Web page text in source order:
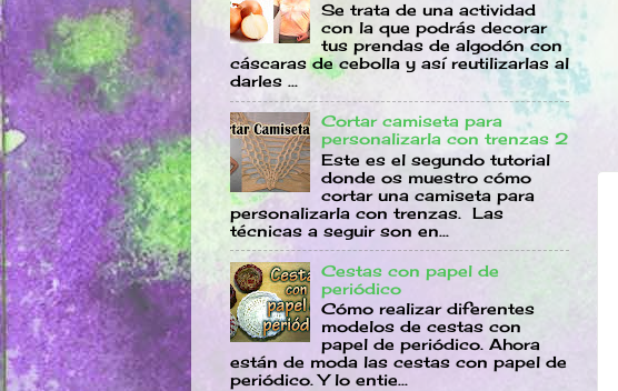
Se trata de una actividad
con la que podrás decorar
tus prendas de algodón con
cáscaras de cebolla y así reutilizarlas al
darles ...
Cortar camiseta para
personalizarla con trenzas 2
Este es el segundo tutorial
donde os muestro cómo
cortar una camiseta para
personalizarla con trenzas. Las
técnicas a seguir son en...
Cestas con papel de
periódico
Cómo realizar diferentes
modelos de cestas con
papel de periódico. Ahora
están de moda las cestas con papel de
periódico. Y lo entie...